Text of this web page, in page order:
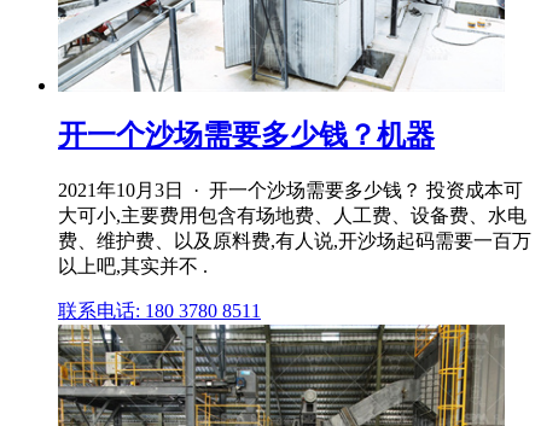
开一个沙场需要多少钱？机器
2021年10月3日 · 开一个沙场需要多少钱？ 投资成本可
大可小,主要费用包含有场地费、人工费、设备费、水电
费、维护费、以及原料费,有人说,开沙场起码需要一百万
以上吧,其实并不 .
联系电话: 180 3780 8511